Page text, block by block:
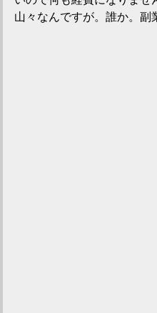
山々なんですが。誰か。